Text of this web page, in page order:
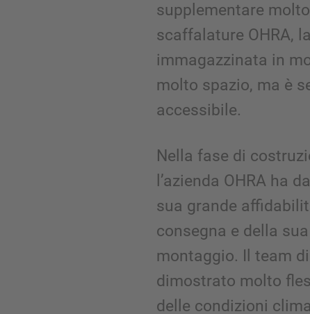
supplementare
scaffalature OHRA,
immagazzinata in
molto spazio, ma è
accessibile.
Nella fase di
l’azienda OHRA ha
sua grande
consegna e della
montaggio. Il team
dimostrato molto
delle condizioni